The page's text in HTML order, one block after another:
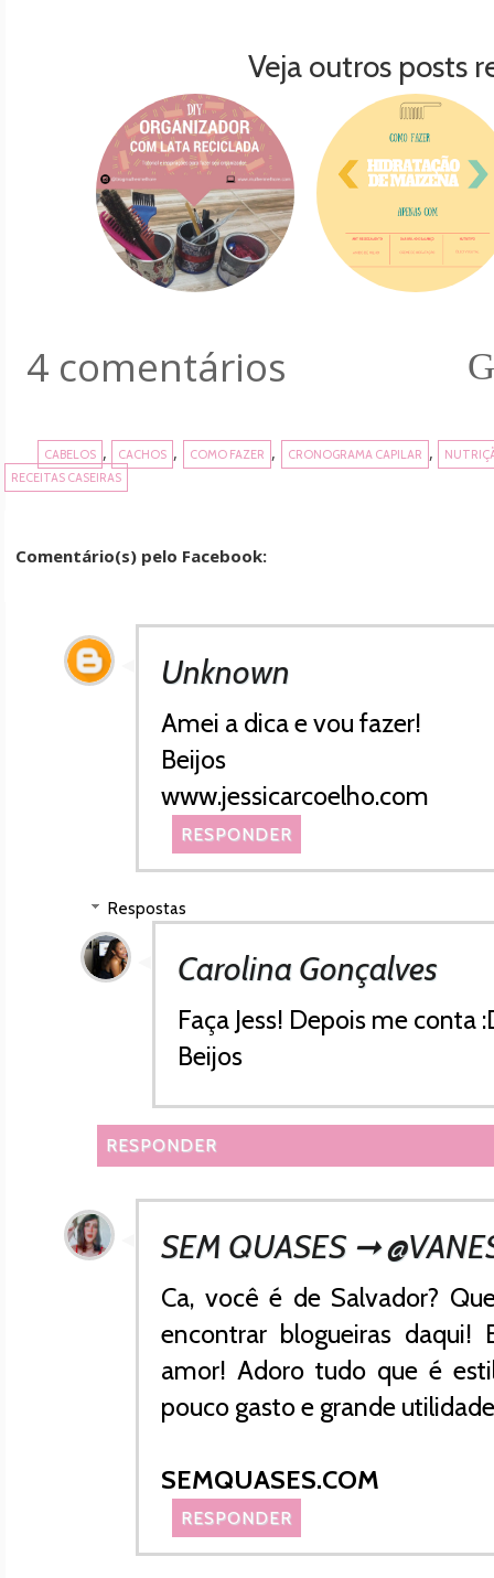
Veja outros posts
4 comentários
CABELOS , CACHOS , COMO FAZER , CRONOGRAMA CAPILAR ,
RECEITAS CASEIRAS
Comentário(s) pelo Facebook:
Unknown
Amei a dica e vou fazer!
Beijos
www.jessicarcoelho.com
RESPONDER
Respostas
Carolina Gonçalves
Faça Jess! Depois me conta
Beijos
RESPONDER
SEM QUASES ➞
Ca, você é de Salvador?
encontrar blogueiras daqui!
amor! Adoro tudo que é
pouco gasto e grande
SEMQUASES.COM
RESPONDER